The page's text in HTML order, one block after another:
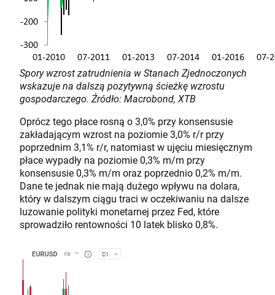
Spory wzrost zatrudnienia w Stanach Zjednoczonych
wskazuje na dalszą pozytywną ścieżkę wzrostu
gospodarczego. Źródło: Macrobond, XTB
Oprócz tego płace rosną o 3,0% przy konsensusie
zakładającym wzrost na poziomie 3,0% r/r przy
poprzednim 3,1% r/r, natomiast w ujęciu miesięcznym
płace wypadły na poziomie 0,3% m/m przy
konsensusie 0,3% m/m oraz poprzednio 0,2% m/m.
Dane te jednak nie mają dużego wpływu na dolara,
który w dalszym ciągu traci w oczekiwaniu na dalsze
luzowanie polityki monetarnej przez Fed, które
sprowadziło rentowności 10 latek blisko 0,8%.